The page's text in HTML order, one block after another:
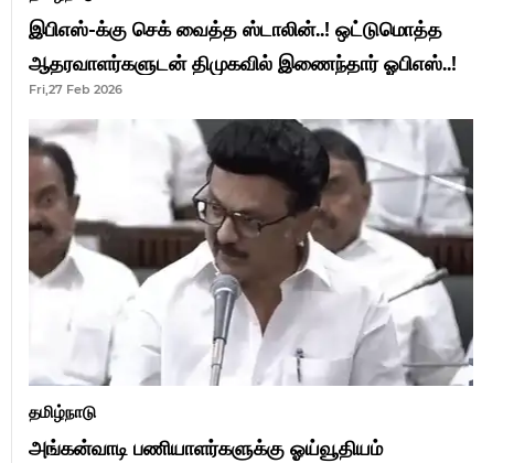
இபிஎஸ்-க்கு செக் வைத்த ஸ்டாலின்..! ஒட்டுமொத்த
ஆதரவாளர்களுடன் திமுகவில் இணைந்தார் ஓபிஎஸ்..!
Fri,27 Feb 2026
தமிழ்நாடு
அங்கன்வாடி பணியாளர்களுக்கு ஓய்வூதியம்